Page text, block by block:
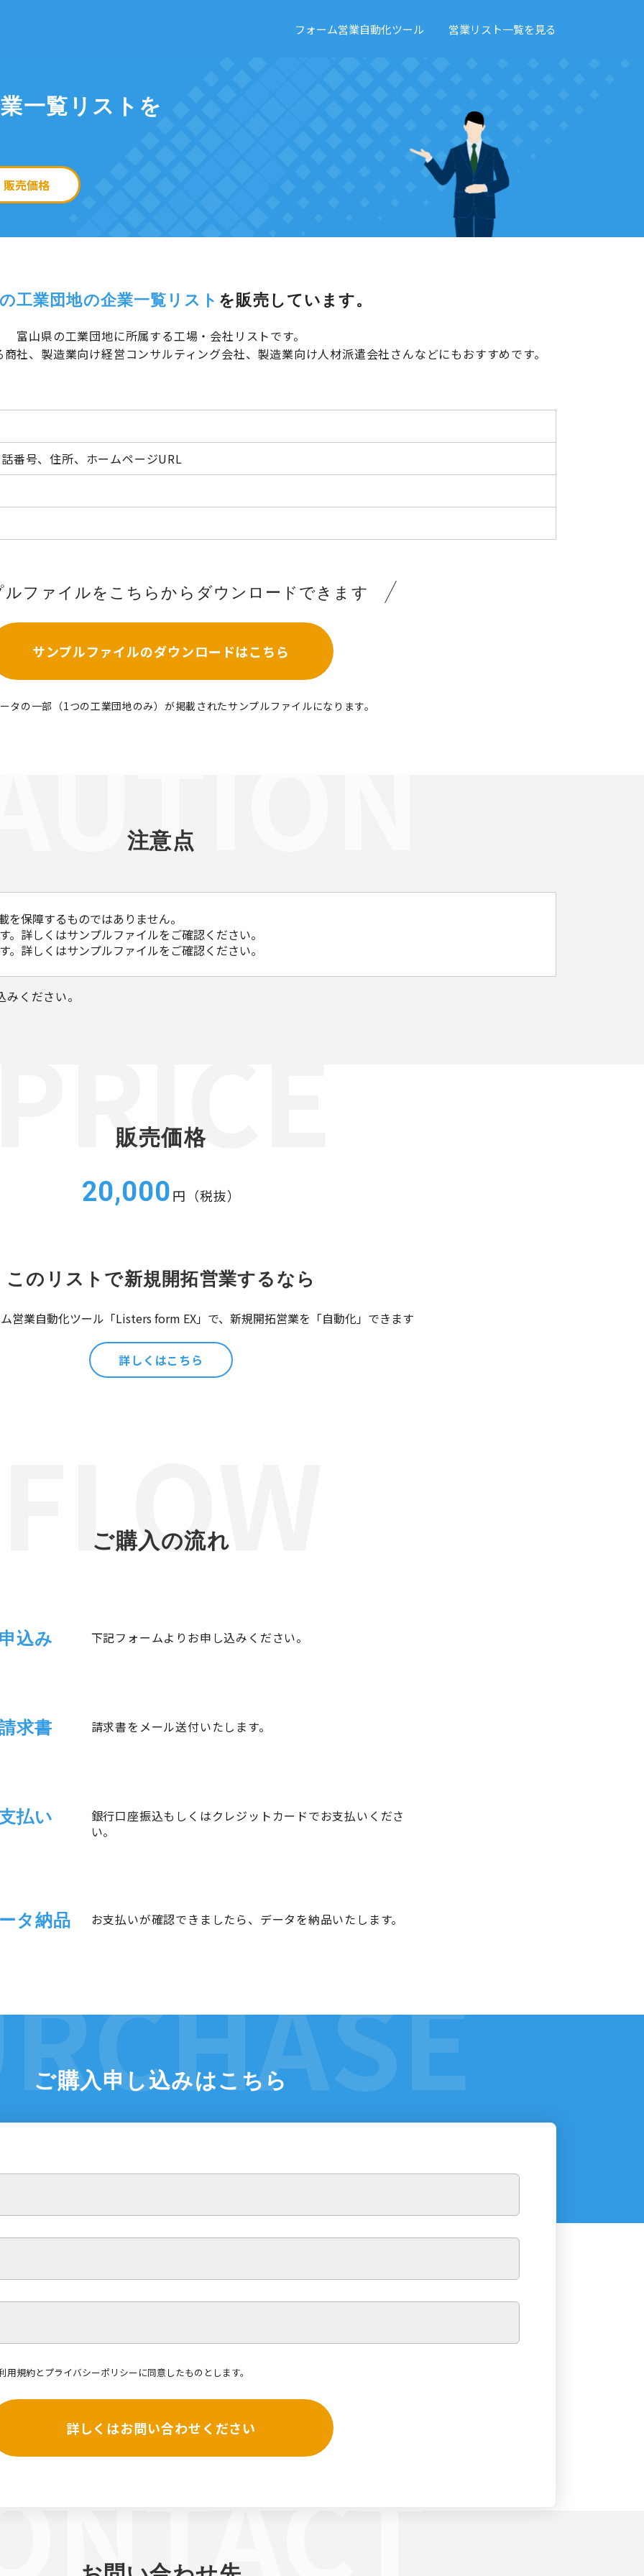
フォーム営業自動化ツール 営業リスト一覧を見る
一覧リストを
販売価格
工業団地の企業一覧リスト を販売しています。
富山県の工業団地に所属する工場・会社リストです。
社、製造業向け経営コンサルティング会社、製造業向け人材派遣会社さんなどにもおすすめです。
番号、住所、ホームページURL
ルファイルをこちらから ダウンロードできます
サンプルファイルのダウンロードはこちら
タの一部（1つの工業団地のみ）が掲載されたサンプルファイルになります。
注意点
を保障するものではありません。
。詳しくはサンプルファイルをご確認ください。
。詳しくはサンプルファイルをご確認ください。
みください。
販売価格
20,000円（税抜）
このリストで新規開拓営業するなら
営業自動化ツール「Listers form EX」で、新規開拓営業を「自動化」できます
詳しくはこちら
ご購入の流れ
込み 下記フォームよりお申し込みください。
求書 請求書をメール送付いたします。
払い
銀行口座振込もしくはクレジットカードでお支払いくださ
い。
タ納品 お支払いが確認できましたら、データを納品いたします。
ご購入申し込みはこちら
用規約と プライバシーポリシーに同意したものとします。
詳しくはお問い合わせください